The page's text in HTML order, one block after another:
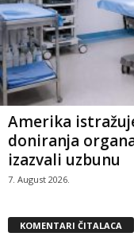
Amerika
doniranja
izazvali uzbunu
7. August 2026.
KOMENTARI ČITALACA